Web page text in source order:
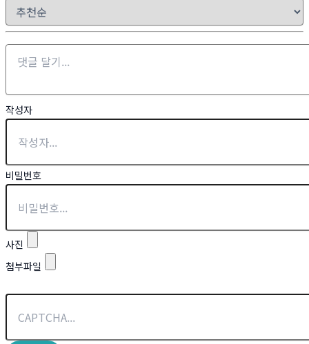
작성자
비밀번호
사진
첨부파일